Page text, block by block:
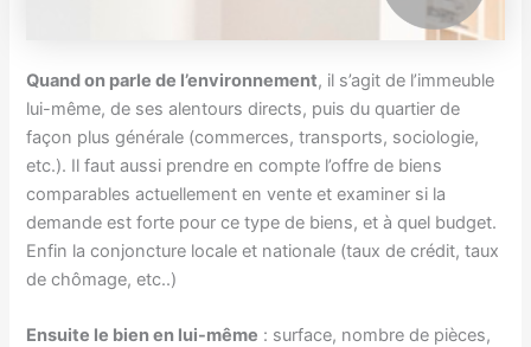
Quand on parle de l’environnement, il s’agit de l’immeuble
lui-même, de ses alentours directs, puis du quartier de
façon plus générale (commerces, transports, sociologie,
etc.). Il faut aussi prendre en compte l’offre de biens
comparables actuellement en vente et examiner si la
demande est forte pour ce type de biens, et à quel budget.
Enfin la conjoncture locale et nationale (taux de crédit, taux
de chômage, etc..)
Ensuite le bien en lui-même : surface, nombre de pièces,